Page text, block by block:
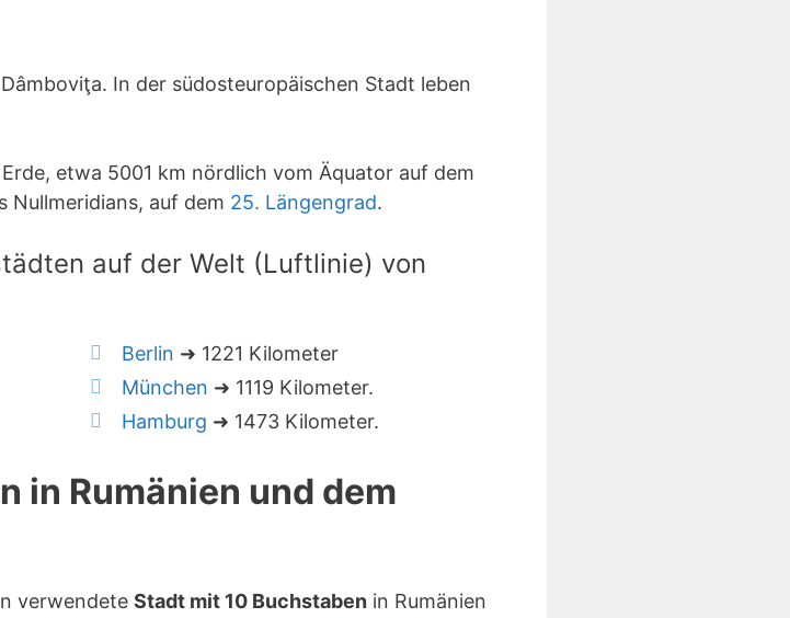
In der südosteuropäischen Stadt leben
etwa 5001 km nördlich vom Äquator auf dem
Nullmeridians, auf dem 25. Längengrad.
auf der Welt (Luftlinie) von
Berlin ➜ 1221 Kilometer
München ➜ 1119 Kilometer.
Hamburg ➜ 1473 Kilometer.
in Rumänien und dem
verwendete Stadt mit 10 Buchstaben in Rumänien